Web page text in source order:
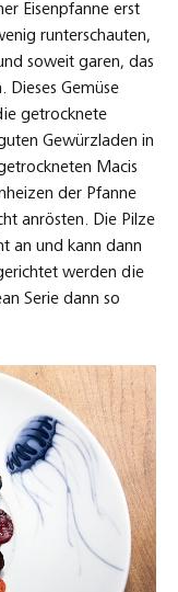
Eisenpfanne erst
runterschauten,
soweit garen, das
Dieses Gemüse
getrocknete
Gewürzladen in
Macis
der Pfanne
anrösten. Die Pilze
an und kann dann
werden die
Serie dann so